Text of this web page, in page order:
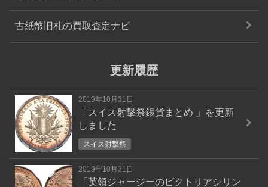
古紙幣旧札の買取査定ナビ
更新履歴
2019年10月31日
「 スイス射撃祭銀貨まとめ
」を更新
しました
スイス射撃祭
2019年10月31日
「 英領ジャージーのビクトリアシリン